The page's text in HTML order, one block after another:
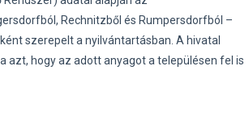
Rechnitzből és Rumpersdorfból –
szerepelt a nyilvántartásban. A hivatal
azt, hogy az adott anyagot a településen fel is